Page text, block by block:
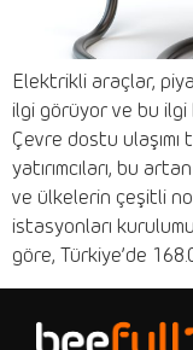
Elektrikli araçlar,
ilgi görüyor ve bu
Çevre dostu
yatırımcıları, bu
ve ülkelerin çeşitli
istasyonları
göre, Türkiye’de